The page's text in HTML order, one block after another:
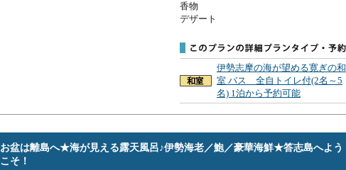
香物
デザート
伊勢志摩の海が望める寛ぎの和
室 バス 全自トイレ付(2名～5
名) 1泊から予約可能
お盆は離島へ★海が見える露天風呂♪伊勢海老／鮑／豪華海鮮★答志島へよう
こそ！